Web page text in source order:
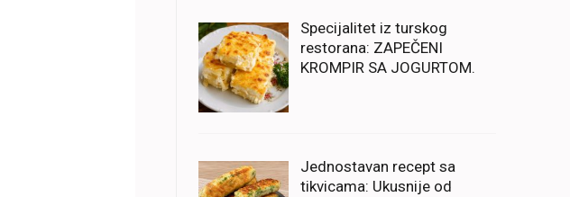
Specijalitet iz turskog
restorana: ZAPEČENI
KROMPIR SA JOGURTOM.
Jednostavan recept sa
tikvicama: Ukusnije od